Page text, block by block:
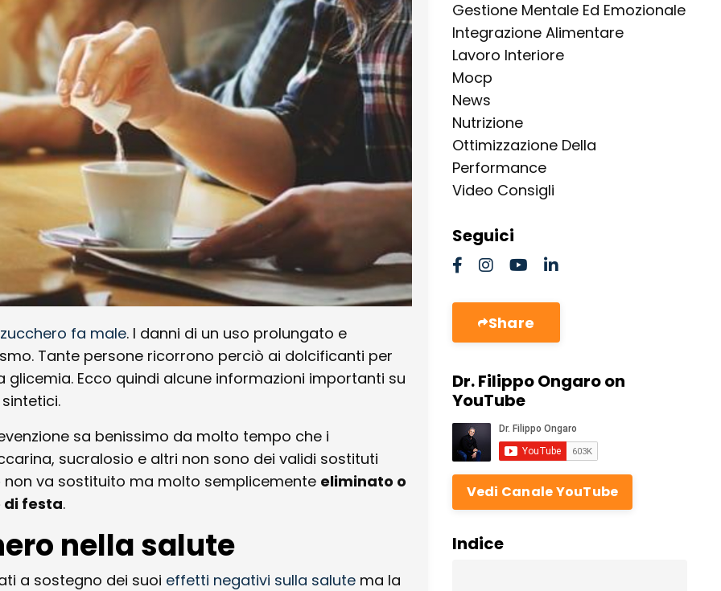
fa male. I danni di un uso prolungato e
Tante persone ricorrono perciò ai dolcificanti per
Ecco quindi alcune informazioni importanti su
sa benissimo da molto tempo che i
sucralosio e altri non sono dei validi sostituti
non va sostituito ma molto semplicemente eliminato o
di festa.
nella salute
a sostegno dei suoi effetti negativi sulla salute ma la
Gestione Mentale Ed Emozionale
Integrazione Alimentare
Lavoro Interiore
Mocp
News
Nutrizione
Ottimizzazione Della
Performance
Video Consigli
Seguici
Share
Dr. Filippo Ongaro on
YouTube
Vedi Canale YouTube
Indice